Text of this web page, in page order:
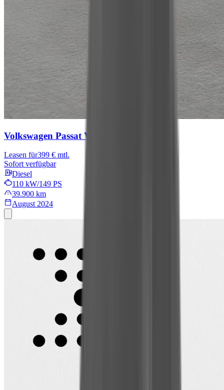
Volkswagen Passat Variant
Leasen für399 € mtl.
Sofort verfügbar
Diesel
110 kW/149 PS
39.900 km
August 2024